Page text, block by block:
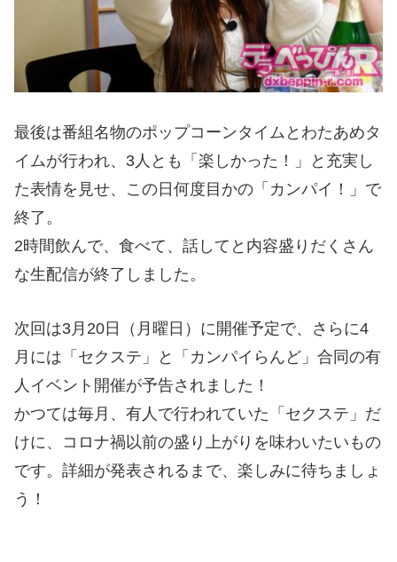
最後は番組名物のポップコーンタイムとわたあめタ
イムが行われ、3人とも「楽しかった！」と充実し
た表情を見せ、この日何度目かの「カンパイ！」で
終了。
2時間飲んで、食べて、話してと内容盛りだくさん
な生配信が終了しました。
次回は3月20日（月曜日）に開催予定で、さらに4
月には「セクステ」と「カンパイらんど」合同の有
人イベント開催が予告されました！
かつては毎月、有人で行われていた「セクステ」だ
けに、コロナ禍以前の盛り上がりを味わいたいもの
です。詳細が発表されるまで、楽しみに待ちましょ
う！